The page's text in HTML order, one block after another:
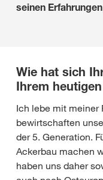
seinen
Wie hat sich
Ihrem
Ich lebe mit meiner
bewirtschaften
der 5. Generation.
Ackerbau machen
haben uns daher